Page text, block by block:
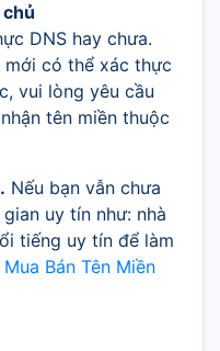
DNS hay chưa.
mới có thể xác thực
vui lòng yêu cầu
tên miền thuộc
Nếu bạn vẫn chưa
uy tín như: nhà
tiếng uy tín để làm
Mua Bán Tên Miền